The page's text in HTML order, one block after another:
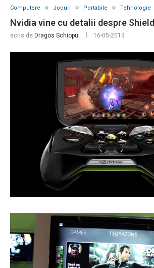
Computere Jocuri Portabile Tehnologie
Nvidia vine cu detalii despre Shield
scris de Dragos Schiopu 16-05-2013